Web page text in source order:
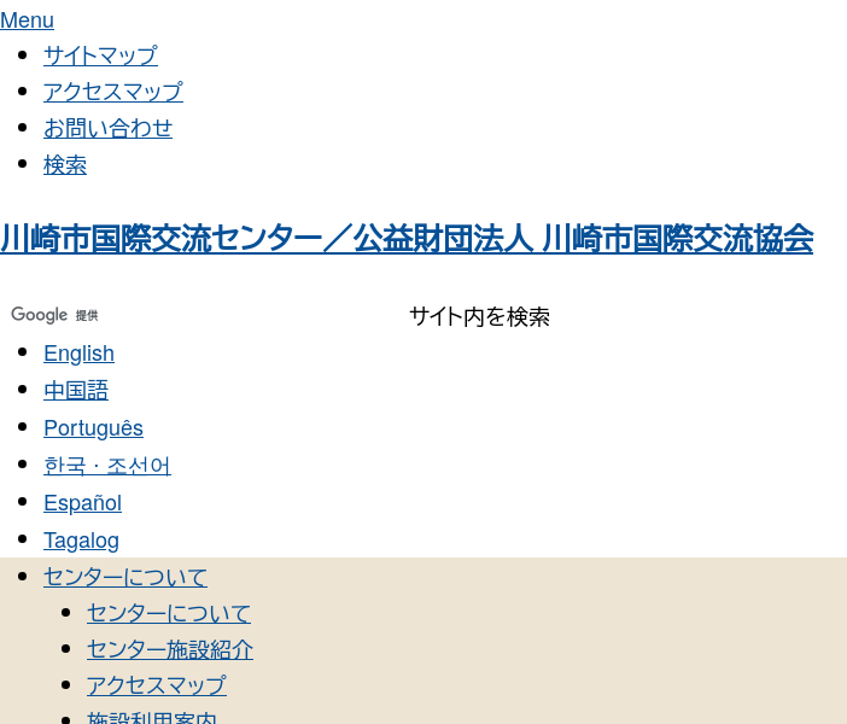
Menu
サイトマップ
アクセスマップ
お問い合わせ
検索
川崎市国際交流センター／公益財団法人 川崎市国際交流協会
English
中国語
Português
한국 ⋅ 조선어
Español
Tagalog
センターについて
センターについて
センター施設紹介
アクセスマップ